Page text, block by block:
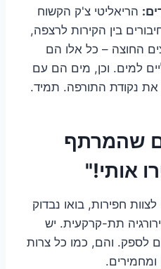
הריאליטי צ'ק הקשוח
בין הקירות לרצפה,
החוצה – כל אלו הם
למים. וכן, מים הם עם
נקודת התורפה. תמיד.
שהמרתף
אותי!"
חפירות, בואו נבדוק
תת-קרקעית. יש
לספק. והם, כמו כל צרות
ומחמירים.